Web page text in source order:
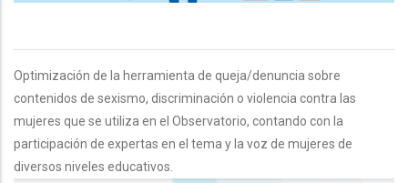
Optimización de la herramienta de queja/denuncia sobre
contenidos de sexismo, discriminación o violencia contra las
mujeres que se utiliza en el Observatorio, contando con la
participación de expertas en el tema y la voz de mujeres de
diversos niveles educativos.